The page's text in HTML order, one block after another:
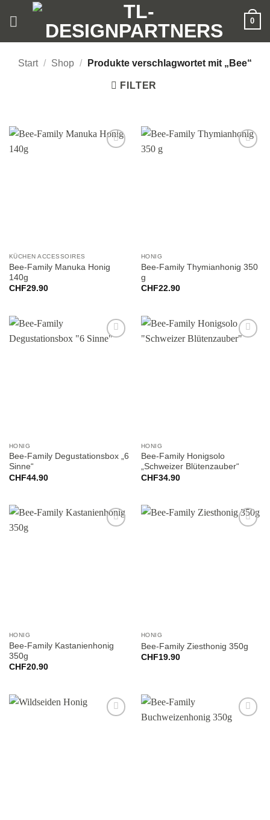
0
Start / Shop / Produkte verschlagwortet mit „Bee“
FILTER
KÜCHEN ACCESSOIRES
Bee-Family Manuka Honig
140g
CHF29.90
HONIG
Bee-Family Thymianhonig 350
g
CHF22.90
HONIG
Bee-Family Degustationsbox „6
Sinne“
CHF44.90
HONIG
Bee-Family Honigsolo
„Schweizer Blütenzauber“
CHF34.90
HONIG
Bee-Family Kastanienhonig
350g
CHF20.90
HONIG
Bee-Family Ziesthonig 350g
CHF19.90